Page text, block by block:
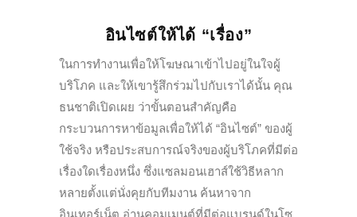
อินไซต์ให้ได้ “เรื่อง”
ในการทำงานเพื่อให้โฆษณาเข้าไปอยู่ในใจผู้
บริโภค และให้เขารู้สึกร่วมไปกับเราได้นั้น คุณ
ธนชาติเปิดเผย ว่าขั้นตอนสำคัญคือ
กระบวนการหาข้อมูลเพื่อให้ได้ “อินไซต์” ของผู้
ใช้จริง หรือประสบการณ์จริงของผู้บริโภคที่มีต่อ
เรื่องใดเรื่องหนึ่ง ซึ่งแซลมอนเฮาส์ใช้วิธีหลาก
หลายตั้งแต่นั่งคุยกับทีมงาน ค้นหาจาก